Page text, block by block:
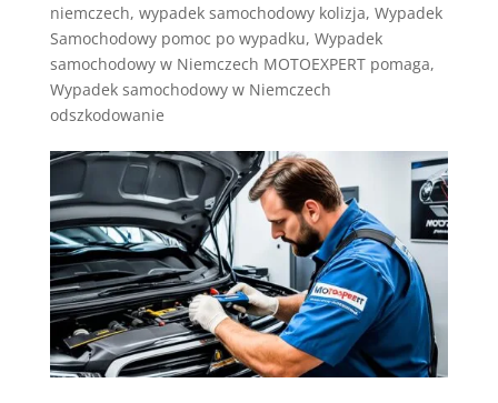
niemczech, wypadek samochodowy kolizja, Wypadek
Samochodowy pomoc po wypadku, Wypadek
samochodowy w Niemczech MOTOEXPERT pomaga,
Wypadek samochodowy w Niemczech
odszkodowanie